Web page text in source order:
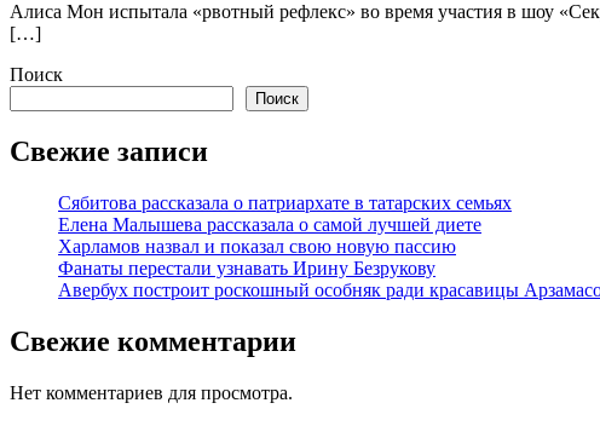
Алиса Мон испытала «рвотный рефлекс» во время участия в шоу
[…]
Поиск
Поиск
Свежие записи
Сябитова рассказала о патриархате в татарских семьях
Елена Малышева рассказала о самой лучшей диете
Харламов назвал и показал свою новую пассию
Фанаты перестали узнавать Ирину Безрукову
Авербух построит роскошный особняк ради красавицы
Свежие комментарии
Нет комментариев для просмотра.